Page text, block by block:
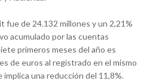
fue de 24.132 millones y un 2,21%
acumulado por las cuentas
primeros meses del año es
de euros al registrado en el mismo
una reducción del 11,8%.